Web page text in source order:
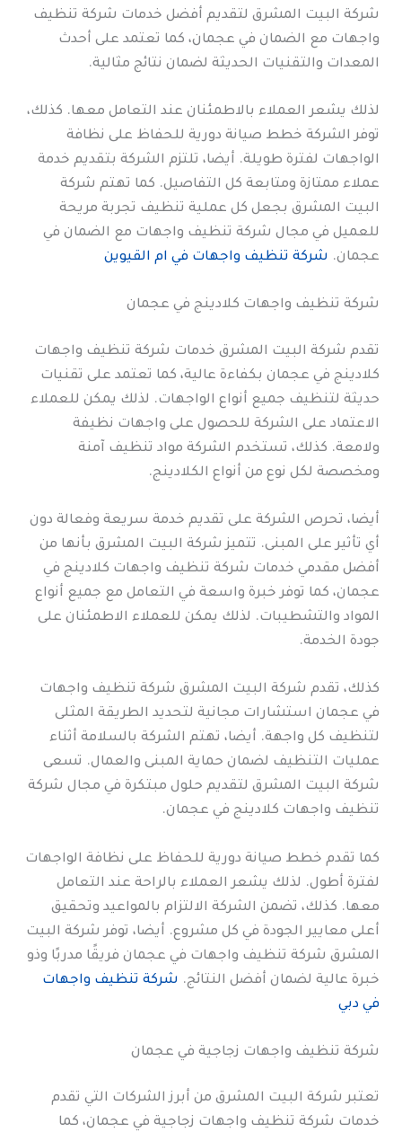
شركة البيت المشرق لتقديم أفضل خدمات شركة تنظيف
واجهات مع الضمان في عجمان، كما تعتمد على أحدث
المعدات والتقنيات الحديثة لضمان نتائج مثالية.
لذلك يشعر العملاء بالاطمئنان عند التعامل معها. كذلك،
توفر الشركة خطط صيانة دورية للحفاظ على نظافة
الواجهات لفترة طويلة. أيضا، تلتزم الشركة بتقديم خدمة
عملاء ممتازة ومتابعة كل التفاصيل. كما تهتم شركة
البيت المشرق بجعل كل عملية تنظيف تجربة مريحة
للعميل في مجال شركة تنظيف واجهات مع الضمان في
عجمان. شركة تنظيف واجهات في ام القيوين
شركة تنظيف واجهات كلادينج في عجمان
تقدم شركة البيت المشرق خدمات شركة تنظيف واجهات
كلادينج في عجمان بكفاءة عالية، كما تعتمد على تقنيات
حديثة لتنظيف جميع أنواع الواجهات. لذلك يمكن للعملاء
الاعتماد على الشركة للحصول على واجهات نظيفة
ولامعة. كذلك، تستخدم الشركة مواد تنظيف آمنة
ومخصصة لكل نوع من أنواع الكلادينج.
أيضا، تحرص الشركة على تقديم خدمة سريعة وفعالة دون
أي تأثير على المبنى. تتميز شركة البيت المشرق بأنها من
أفضل مقدمي خدمات شركة تنظيف واجهات كلادينج في
عجمان، كما توفر خبرة واسعة في التعامل مع جميع أنواع
المواد والتشطيبات. لذلك يمكن للعملاء الاطمئنان على
جودة الخدمة.
كذلك، تقدم شركة البيت المشرق شركة تنظيف واجهات
في عجمان استشارات مجانية لتحديد الطريقة المثلى
لتنظيف كل واجهة. أيضا، تهتم الشركة بالسلامة أثناء
عمليات التنظيف لضمان حماية المبنى والعمال. تسعى
شركة البيت المشرق لتقديم حلول مبتكرة في مجال شركة
تنظيف واجهات كلادينج في عجمان.
كما تقدم خطط صيانة دورية للحفاظ على نظافة الواجهات
لفترة أطول. لذلك يشعر العملاء بالراحة عند التعامل
معها. كذلك، تضمن الشركة الالتزام بالمواعيد وتحقيق
أعلى معايير الجودة في كل مشروع. أيضا، توفر شركة البيت
المشرق شركة تنظيف واجهات في عجمان فريقًا مدربًا وذو
خبرة عالية لضمان أفضل النتائج. شركة تنظيف واجهات
في دبي
شركة تنظيف واجهات زجاجية في عجمان
تعتبر شركة البيت المشرق من أبرز الشركات التي تقدم
خدمات شركة تنظيف واجهات زجاجية في عجمان، كما